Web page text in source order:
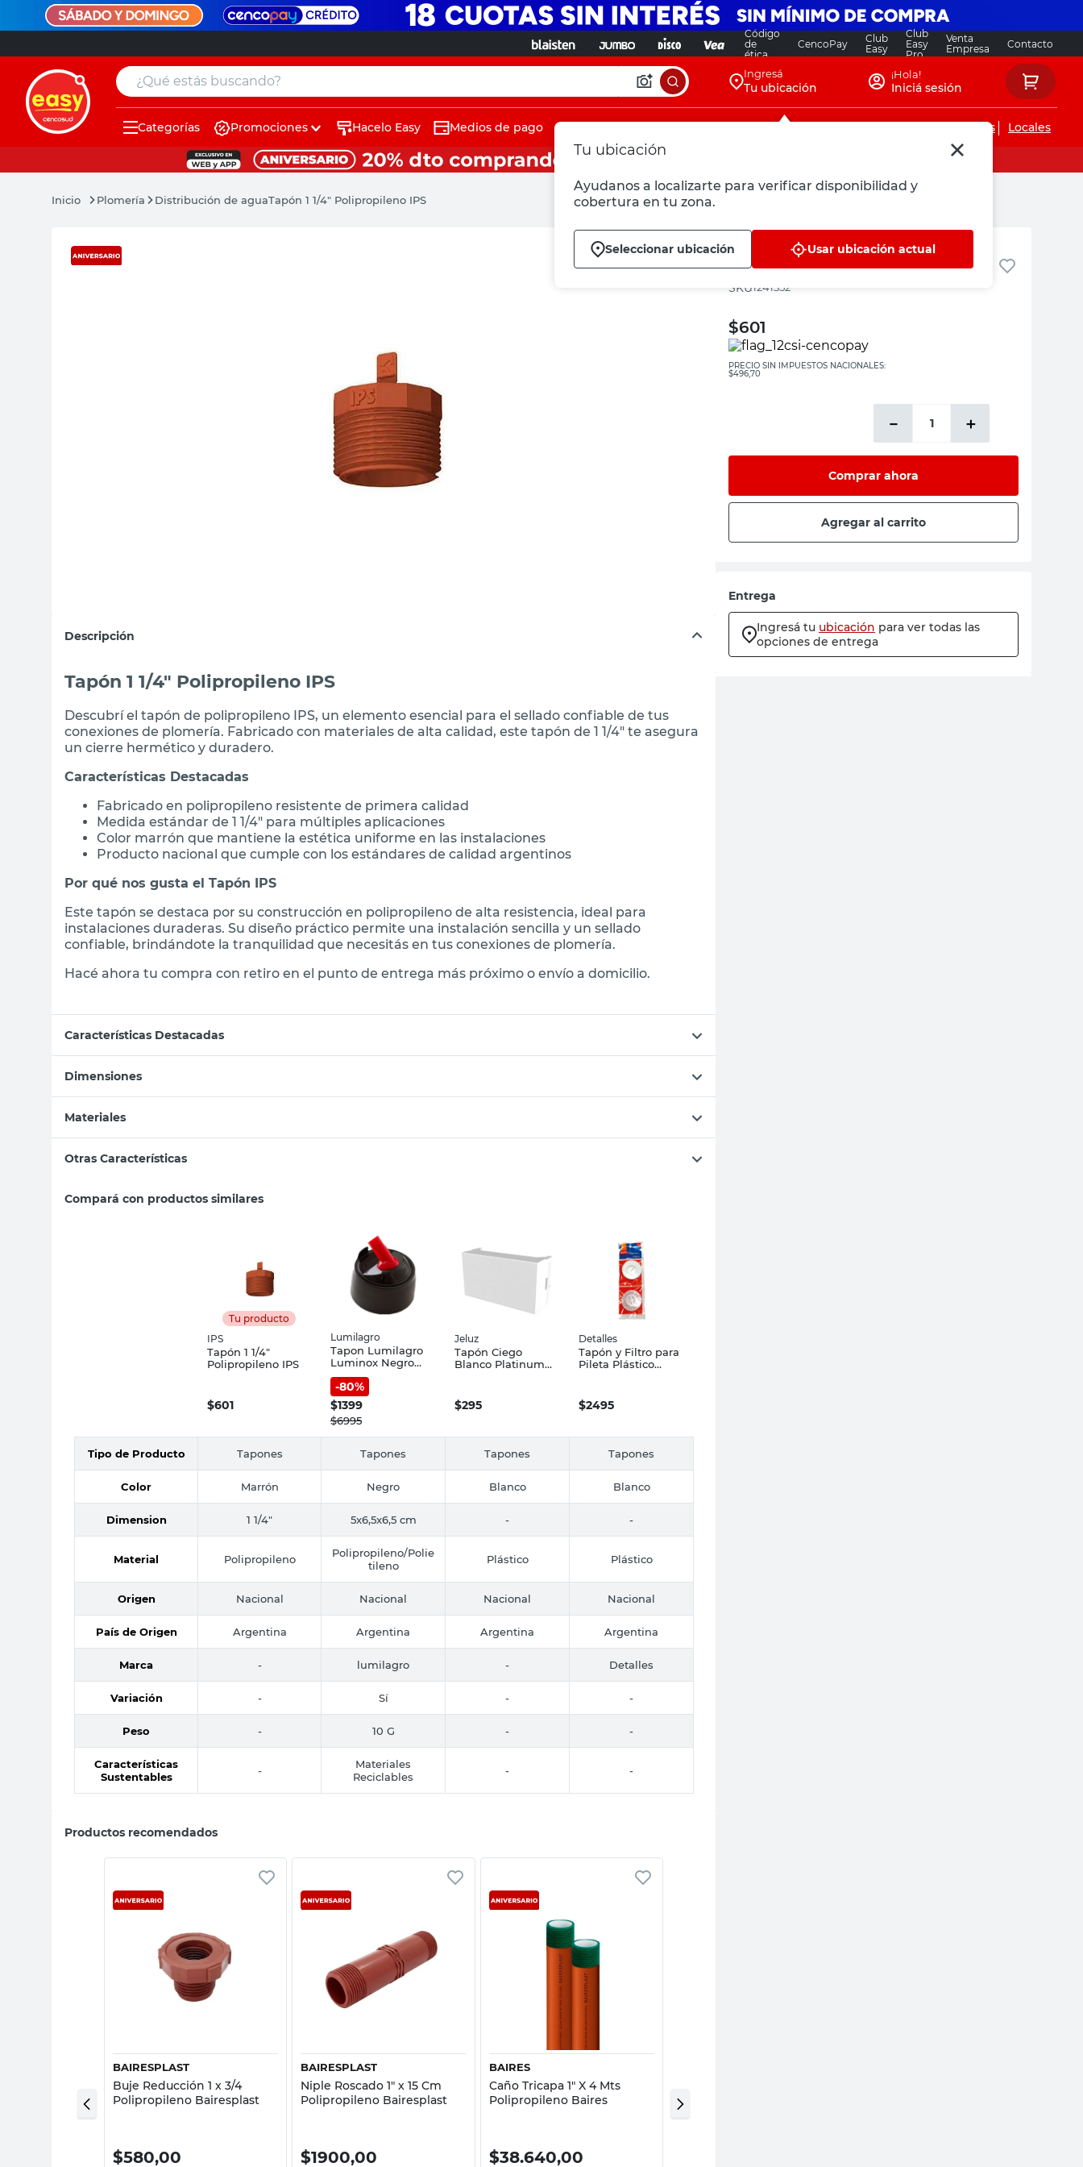
Código
de
ética
CencoPay
Club
Easy
Club
Easy
Pro
Venta
Empresa
Contacto
¿Qué estás buscando? Ingresá
Tu ubicación
Tu ubicación
Ayudanos a localizarte para verificar disponibilidad y
cobertura en tu zona.
Seleccionar ubicación Usar ubicación actual
¡Hola!
Iniciá sesión
Categorías Promociones Hacelo Easy Medios de pago Servicios de instalaciones Locales
Plomería Distribución de aguaTapón 1 1/4" Polipropileno IPS
Descripción
Tapón 1 1/4" Polipropileno IPS
Descubrí el tapón de polipropileno IPS, un elemento esencial para el sellado confiable de tus
conexiones de plomería. Fabricado con materiales de alta calidad, este tapón de 1 1/4" te asegura
un cierre hermético y duradero.
Características Destacadas
Fabricado en polipropileno resistente de primera calidad
Medida estándar de 1 1/4" para múltiples aplicaciones
Color marrón que mantiene la estética uniforme en las instalaciones
Producto nacional que cumple con los estándares de calidad argentinos
Por qué nos gusta el Tapón IPS
Este tapón se destaca por su construcción en polipropileno de alta resistencia, ideal para
instalaciones duraderas. Su diseño práctico permite una instalación sencilla y un sellado
confiable, brindándote la tranquilidad que necesitás en tus conexiones de plomería.
Hacé ahora tu compra con retiro en el punto de entrega más próximo o envío a domicilio.
Características Destacadas
Dimensiones
Materiales
Otras Características
Compará con productos similares
Tu producto
IPS
Tapón 1 1/4"
Polipropileno IPS
$601
Lumilagro
Tapon Lumilagro
Luminox Negro
5x6,5x6,5 Cm
-80%
$1399
$6995
Jeluz
Tapón Ciego
Blanco Platinum
$295
Detalles
Tapón y Filtro para
Pileta Plástico
$2495
Tipo de Producto Tapones Tapones Tapones Tapones
Color Marrón Negro Blanco Blanco
Dimension 1 1/4" 5x6,5x6,5 cm - -
Material Polipropileno
Polipropileno/Polie
tileno
Plástico Plástico
Origen Nacional Nacional Nacional Nacional
País de Origen Argentina Argentina Argentina Argentina
Marca - lumilagro - Detalles
Variación - Sí - -
Peso - 10 G - -
Características
Sustentables
-
Materiales
Reciclables
- -
Productos recomendados
BAIRESPLAST
Buje Reducción 1 x 3/4
Polipropileno Bairesplast
$580,00
BAIRESPLAST
Niple Roscado 1" x 15 Cm
Polipropileno Bairesplast
$1900,00
Vista rápida
BAIRES
Caño Tricapa 1" X 4 Mts
Polipropileno Baires
$38.640,00
Polipropileno Bairesplast
IPS
Tapón 1 1/4" Polipropileno IPS
:1241352
$601
PRECIO SIN IMPUESTOS NACIONALES:
$496,70
＋
－
Comprar ahora
Agregar al carrito
Entrega
Ingresá tu ubicación para ver todas las
opciones de entrega
muebles